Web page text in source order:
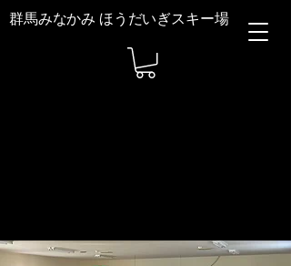
群馬みなかみ ほうだいぎスキー場